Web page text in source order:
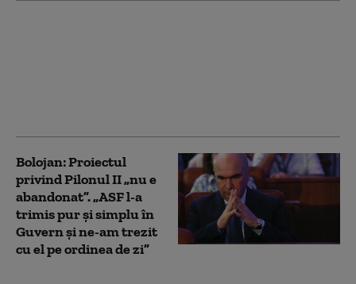
Bolojan: Proiectul
privind Pilonul II „nu e
abandonat”. „ASF l-a
trimis pur și simplu în
Guvern și ne-am trezit
cu el pe ordinea de zi”